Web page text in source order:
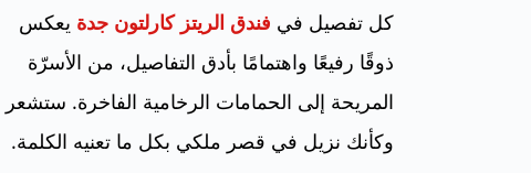
كل تفصيل في فندق الريتز كارلتون جدة يعكس
ذوقًا رفيعًا واهتمامًا بأدق التفاصيل، من الأسرّة
المريحة إلى الحمامات الرخامية الفاخرة. ستشعر
وكأنك نزيل في قصر ملكي بكل ما تعنيه الكلمة.